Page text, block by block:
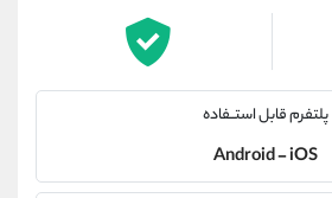
پلتفرم قابل استــفاده
Android - iOS